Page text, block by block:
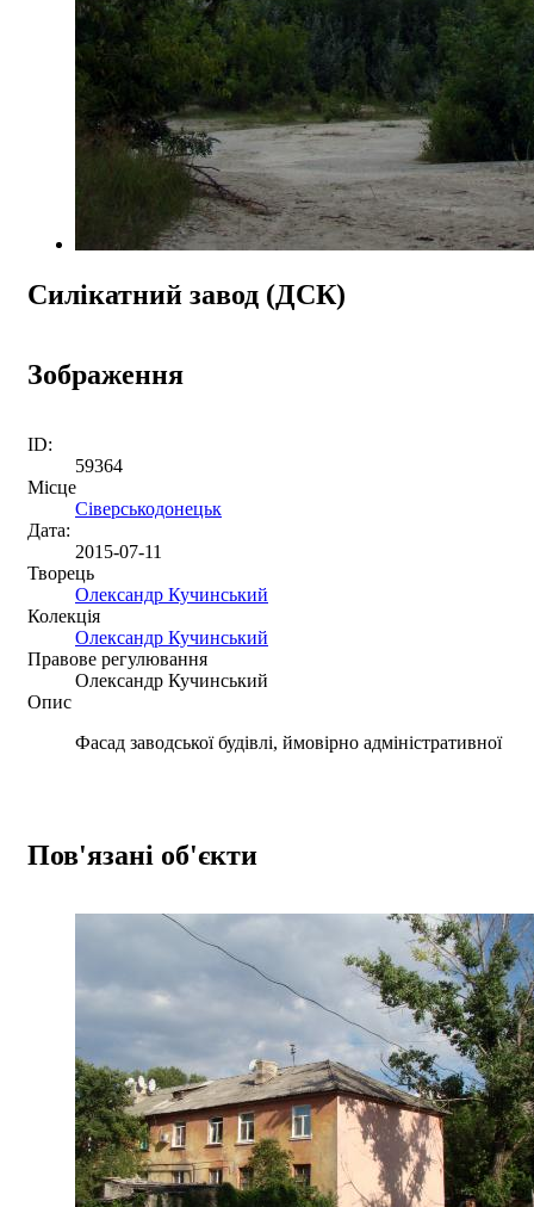
Силікатний завод (ДСК)
Зображення
ID:
59364
Місце
Сіверськодонецьк
Дата:
2015-07-11
Творець
Олександр Кучинський
Колекція
Олександр Кучинський
Правове регулювання
Олександр Кучинський
Опис
Фасад заводської будівлі, ймовірно адміністративної
Пов'язані об'єкти